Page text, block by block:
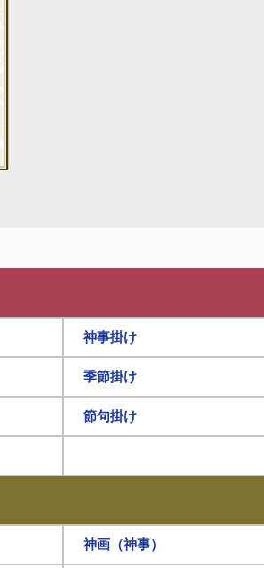
神事掛け
季節掛け
節句掛け
神画（神事）